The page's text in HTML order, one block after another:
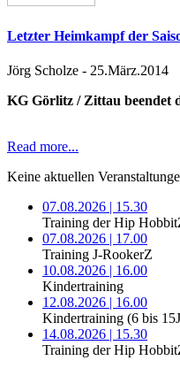
Letzter Heimkampf der
Jörg Scholze - 25.März.2014
KG Görlitz / Zittau beendet
Read more...
Keine aktuellen
07.08.2026 | 15.30
Training der Hip
07.08.2026 | 17.00
Training J-RookerZ
10.08.2026 | 16.00
Kindertraining
12.08.2026 | 16.00
Kindertraining (6 bis
14.08.2026 | 15.30
Training der Hip